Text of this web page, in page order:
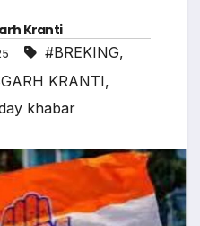
Kranti
#BREKING,
KRANTI,
khabar